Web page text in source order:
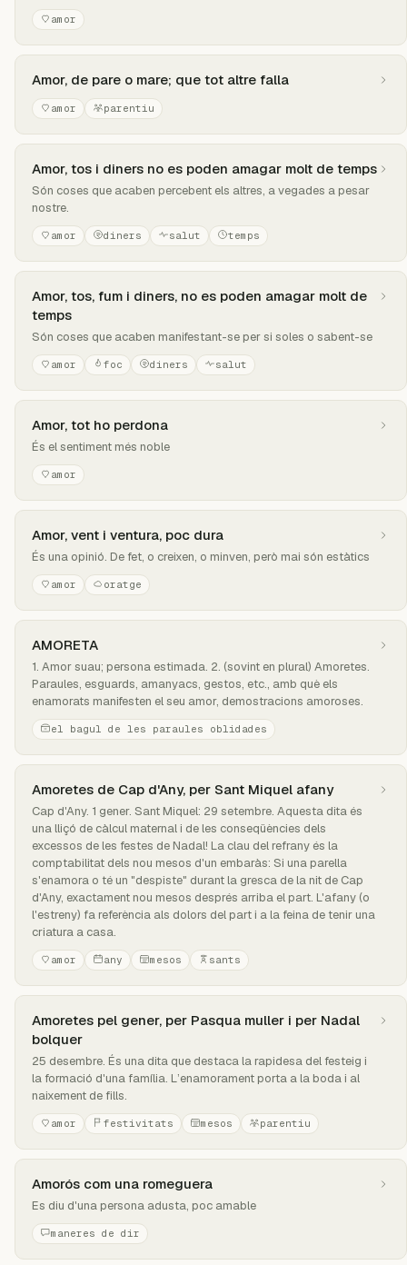
amor
Amor, de pare o mare; que tot altre falla
amor parentiu
Amor, tos i diners no es poden amagar molt de temps
Són coses que acaben percebent els altres, a vegades a pesar
nostre.
amor diners salut temps
Amor, tos, fum i diners, no es poden amagar molt de
temps
Són coses que acaben manifestant-se per si soles o sabent-se
amor foc diners salut
Amor, tot ho perdona
És el sentiment més noble
amor
Amor, vent i ventura, poc dura
És una opinió. De fet, o creixen, o minven, però mai són estàtics
amor oratge
AMORETA
1. Amor suau; persona estimada. 2. (sovint en plural) Amoretes.
Paraules, esguards, amanyacs, gestos, etc., amb què els
enamorats manifesten el seu amor, demostracions amoroses.
el bagul de les paraules oblidades
Amoretes de Cap d'Any, per Sant Miquel afany
Cap d'Any. 1 gener. Sant Miquel: 29 setembre. Aquesta dita és
una lliçó de càlcul maternal i de les conseqüències dels
excessos de les festes de Nadal! La clau del refrany és la
comptabilitat dels nou mesos d'un embaràs: Si una parella
s'enamora o té un "despiste" durant la gresca de la nit de Cap
d'Any, exactament nou mesos després arriba el part. L'afany (o
l'estreny) fa referència als dolors del part i a la feina de tenir una
criatura a casa.
amor any mesos sants
Amoretes pel gener, per Pasqua muller i per Nadal
bolquer
25 desembre. És una dita que destaca la rapidesa del festeig i
la formació d'una família. L’enamorament porta a la boda i al
naixement de fills.
amor festivitats mesos parentiu
Amorós com una romeguera
Es diu d'una persona adusta, poc amable
maneres de dir